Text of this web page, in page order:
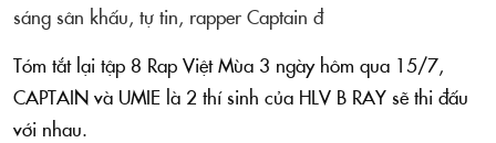
sáng sân khấu, tự tin, rapper Captain đ
Tóm tắt lại tập 8 Rap Việt Mùa 3 ngày hôm qua 15/7,
CAPTAIN và UMIE là 2 thí sinh của HLV B RAY sẽ thi đấu
với nhau.